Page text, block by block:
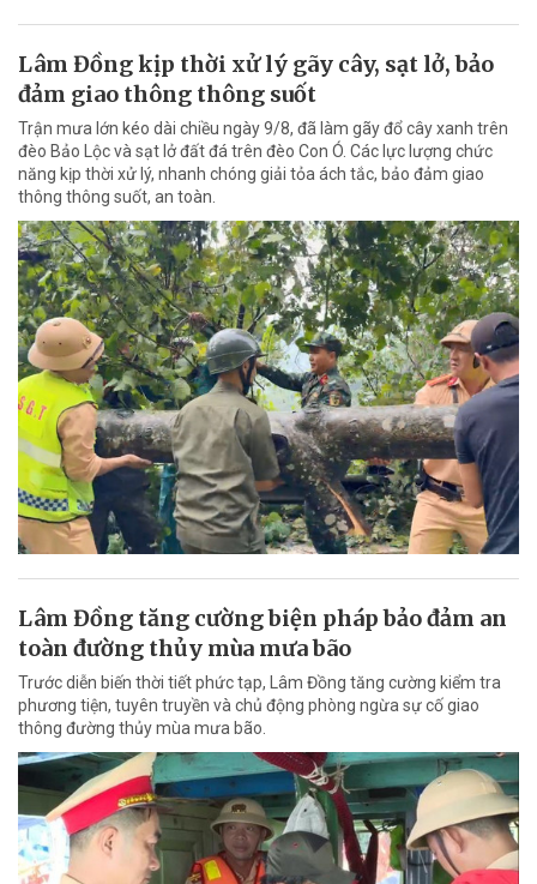
Lâm Đồng kịp thời xử lý gãy cây, sạt lở, bảo
đảm giao thông thông suốt
Trận mưa lớn kéo dài chiều ngày 9/8, đã làm gãy đổ cây xanh trên
đèo Bảo Lộc và sạt lở đất đá trên đèo Con Ó. Các lực lượng chức
năng kịp thời xử lý, nhanh chóng giải tỏa ách tắc, bảo đảm giao
thông thông suốt, an toàn.
Lâm Đồng tăng cường biện pháp bảo đảm an
toàn đường thủy mùa mưa bão
Trước diễn biến thời tiết phức tạp, Lâm Đồng tăng cường kiểm tra
phương tiện, tuyên truyền và chủ động phòng ngừa sự cố giao
thông đường thủy mùa mưa bão.